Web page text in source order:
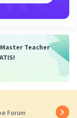
Teacher
Forum